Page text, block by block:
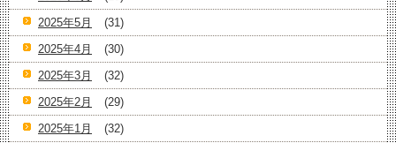
2025年5月
(31)
2025年4月
(30)
2025年3月
(32)
2025年2月
(29)
2025年1月
(32)